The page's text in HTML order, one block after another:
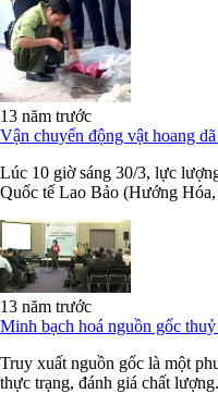
13 năm trước
Vận chuyển động vật hoang
Lúc 10 giờ sáng 30/3, lực
Quốc tế Lao Bảo (Hướng Hóa,
13 năm trước
Minh bạch hoá nguồn gốc
Truy xuất nguồn gốc là một
thực trạng, đánh giá chất